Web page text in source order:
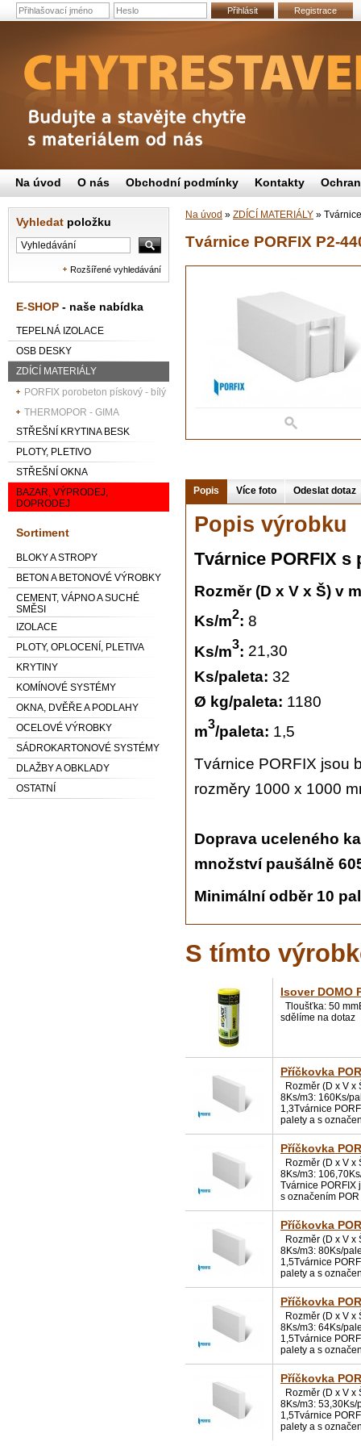
Přihlásit Registrace
Vyhledat položku
Rozšířené vyhledávání
E-SHOP - naše nabídka
TEPELNÁ IZOLACE
OSB DESKY
ZDÍCÍ MATERIÁLY
PORFIX porobeton pískový - bílý
THERMOPOR - GIMA
STŘEŠNÍ KRYTINA BESK
PLOTY, PLETIVO
STŘEŠNÍ OKNA
BAZAR, VÝPRODEJ,
DOPRODEJ
Sortiment
BLOKY A STROPY
BETON A BETONOVÉ VÝROBKY
CEMENT, VÁPNO A SUCHÉ
SMĚSI
IZOLACE
PLOTY, OPLOCENÍ, PLETIVA
KRYTINY
KOMÍNOVÉ SYSTÉMY
OKNA, DVĚŘE A PODLAHY
OCELOVÉ VÝROBKY
SÁDROKARTONOVÉ SYSTÉMY
DLAŽBY A OBKLADY
OSTATNÍ
Na úvod » ZDÍCÍ MATERIÁLY »
Tvárnice PORFIX P2-
Popis Více foto Odeslat dotaz
Popis výrobku
Tvárnice PORFIX s
Rozměr (D x V x Š) v
Ks/m2: 8
Ks/m3: 21,30
Ks/paleta: 32
Ø kg/paleta: 1180
m3/paleta: 1,5
Tvárnice PORFIX jsou
rozměry 1000 x 1000
Doprava uceleného
množství paušálně
Minimální odběr 10
S tímto
Isover DOMO
Tloušťka: 50
sdělíme na dotaz
Příčkovka
Rozměr (D x V x
8Ks/m3: 160Ks/
1,3Tvárnice
palety a s
Příčkovka
Rozměr (D x V x
8Ks/m3:
Tvárnice PORFIX
s označením POR
Příčkovka
Rozměr (D x V x
8Ks/m3: 80Ks/
1,5Tvárnice
palety a s
Příčkovka
Rozměr (D x V x
8Ks/m3: 64Ks/
1,5Tvárnice
palety a s
Příčkovka
Rozměr (D x V x
8Ks/m3:
1,5Tvárnice
palety a s
Na úvod O nás Obchodní podmínky Kontakty